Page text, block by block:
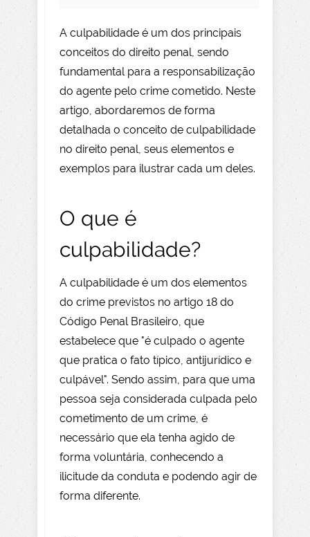
A culpabilidade é um dos principais
conceitos do direito penal, sendo
fundamental para a responsabilização
do agente pelo crime cometido. Neste
artigo, abordaremos de forma
detalhada o conceito de culpabilidade
no direito penal, seus elementos e
exemplos para ilustrar cada um deles.
O que é
culpabilidade?
A culpabilidade é um dos elementos
do crime previstos no artigo 18 do
Código Penal Brasileiro, que
estabelece que "é culpado o agente
que pratica o fato típico, antijurídico e
culpável". Sendo assim, para que uma
pessoa seja considerada culpada pelo
cometimento de um crime, é
necessário que ela tenha agido de
forma voluntária, conhecendo a
ilicitude da conduta e podendo agir de
forma diferente.